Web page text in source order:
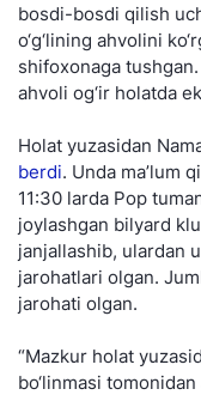
bosdi-bosdi qilish
o‘g‘lining ahvolini
shifoxonaga
ahvoli og‘ir holatda
Holat yuzasidan
berdi. Unda ma’lum
11:30 larda Pop
joylashgan bilyard
janjallashib, ulardan
jarohatlari olgan.
jarohati olgan.
“Mazkur holat
bo‘linmasi